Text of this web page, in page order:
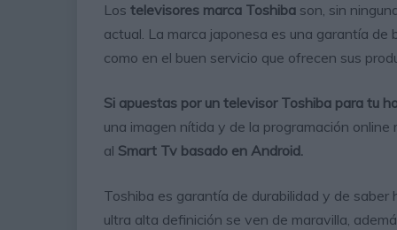
Los televisores marca Toshiba son, sin
actual. La marca japonesa es una garantía
como en el buen servicio que ofrecen sus
Si apuestas por un televisor Toshiba para tu
una imagen nítida y de la programación
al Smart Tv basado en Android.
Toshiba es garantía de durabilidad y de
ultra alta definición se ven de maravilla,